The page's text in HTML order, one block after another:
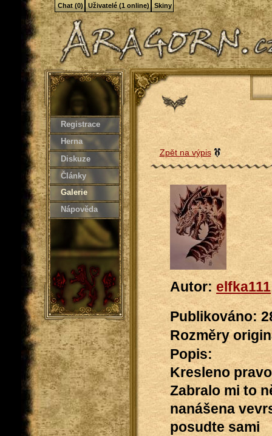
Registrace
Herna
Diskuze
Články
Galerie
Nápověda
Zpět na výpis
Autor:elfka111
Publikováno:
Rozměry
Popis:
Kresleno
Zabralo mi to
nanášena
posudte sami
Chat (0) Uživatelé (1 online) Skiny